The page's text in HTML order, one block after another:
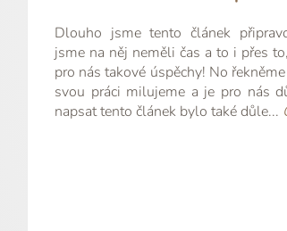
Dlouho jsme tento článek
jsme na něj neměli čas a to i přes
pro nás takové úspěchy! No
svou práci milujeme a je pro nás
napsat tento článek bylo také důle...